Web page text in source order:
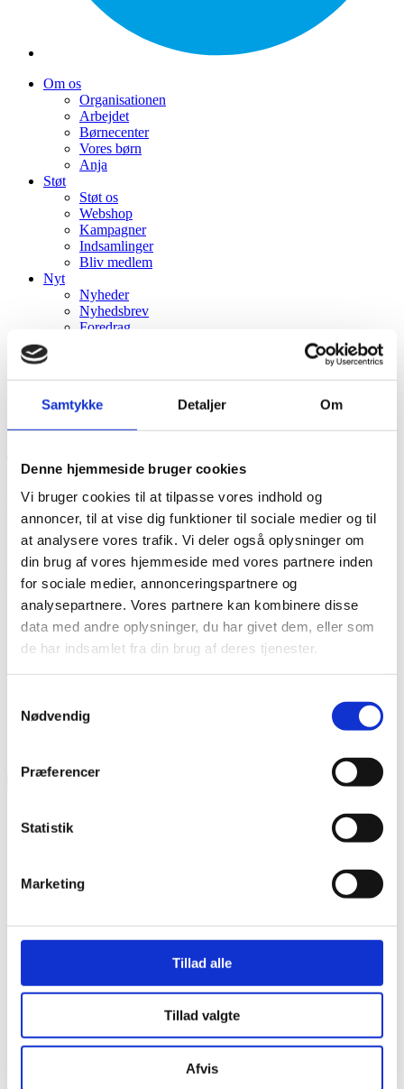
Samtykke Detaljer Om
Denne hjemmeside bruger cookies
Vi bruger cookies til at tilpasse vores indhold og
annoncer, til at vise dig funktioner til sociale medier og til
at analysere vores trafik. Vi deler også oplysninger om
din brug af vores hjemmeside med vores partnere inden
for sociale medier, annonceringspartnere og
analysepartnere. Vores partnere kan kombinere disse
data med andre oplysninger, du har givet dem, eller som
de har indsamlet fra din brug af deres tjenester.
Nødvendig
Præferencer
Statistik
Marketing
Tillad alle
Tillad valgte
Afvis
Om os
Organisationen
Arbejdet
Børnecenter
Vores børn
Anja
Støt
Støt os
Webshop
Kampagner
Indsamlinger
Bliv medlem
Nyt
Nyheder
Nyhedsbrev
Foredrag
Kontakt
FAQ
Tilføj håb til din indbakke
Vi elsker atvise billeder og fortælle historierom vores skønne børn
på Land of Hope ogvores arbejde generelt – både i Nigeria og
Danmark .
Vi har så meget at fortælle. Desværre er der ikke plads til
alle historier her på siden. Men bare rolig.Hvis du tilmelde dig
vores nyhedsbrev,får duLand of Hopehistorier leveret direkte i din
indbakke én gang om måneden. Vi ønsker digrigtig
E-mail*
Fornavn*
CAPTCHA